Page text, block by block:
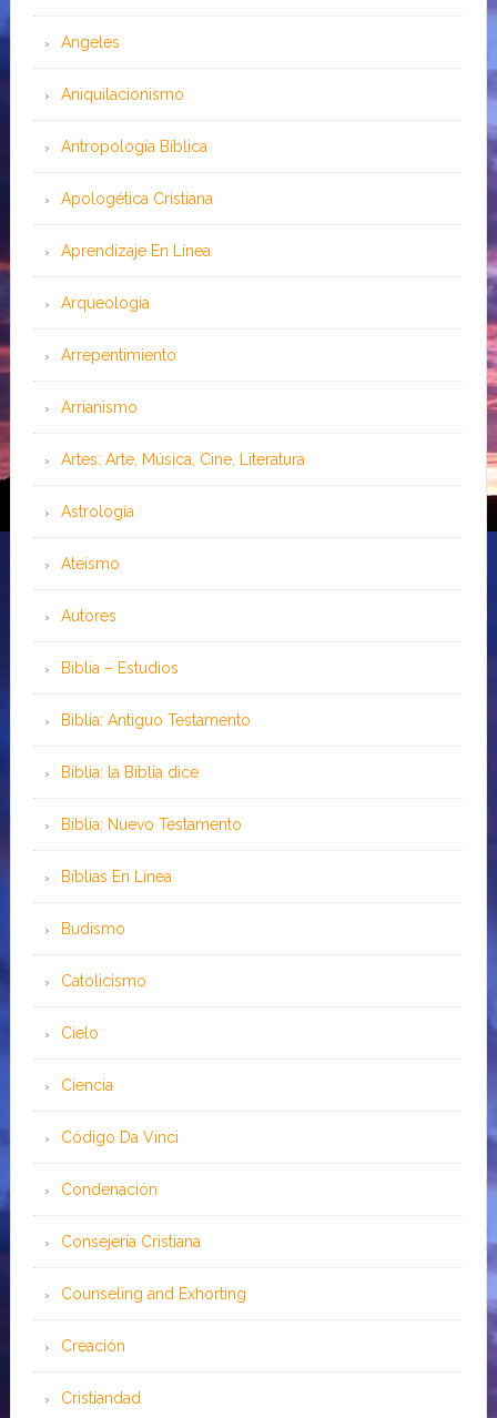
Angeles
Aniquilacionismo
Antropología Bíblica
Apologética Cristiana
Aprendizaje En Línea
Arqueología
Arrepentimiento
Arrianismo
Artes: Arte, Música, Cine, Literatura
Astrología
Ateísmo
Autores
Biblia – Estudios
Biblia: Antiguo Testamento
Biblia: la Biblia dice
Biblia: Nuevo Testamento
Bíblias En Línea
Budismo
Catolicismo
Cielo
Ciencia
Código Da Vinci
Condenación
Consejería Cristiana
Counseling and Exhorting
Creación
Cristiandad